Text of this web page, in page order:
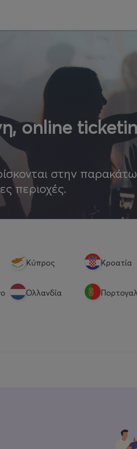
online
στην παρακάτω
περιοχές.
Κύπρος Κροατία
Ολλανδία